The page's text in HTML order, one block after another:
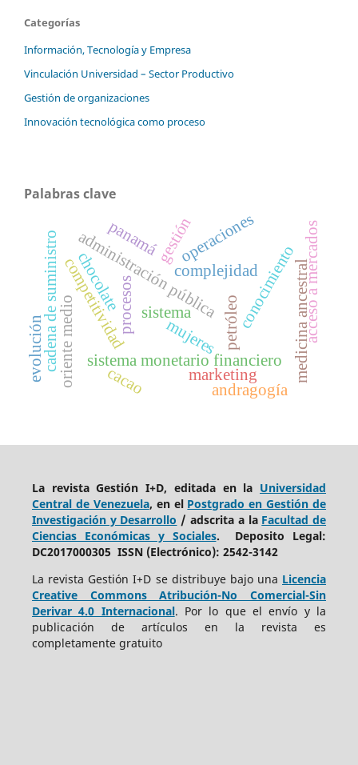
Categorías
Información, Tecnología y Empresa
Vinculación Universidad – Sector Productivo
Gestión de organizaciones
Innovación tecnológica como proceso
Palabras clave
administración pública
procesos
competitividad
sistema monetario financiero
petróleo
oriente medio medicina ancestral
complejidadconocimiento
sistema
cacao
cadena de suministro chocolate
operaciones acceso a mercados
mujeres
gestión
evolución marketing
panamá
andragogía
La revista Gestión I+D, editada en la Universidad
Central de Venezuela, en el Postgrado en Gestión de
Investigación y Desarrollo / adscrita a la Facultad de
Ciencias Económicas y Sociales. Deposito Legal:
DC2017000305 ISSN (Electrónico): 2542-3142
La revista Gestión I+D se distribuye bajo una Licencia
Creative Commons Atribución-No Comercial-Sin
Derivar 4.0 Internacional. Por lo que el envío y la
publicación de artículos en la revista es
completamente gratuito